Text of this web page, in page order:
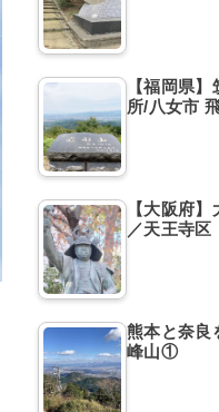
【福岡県
所/八女市
【大阪府
／天王寺区
熊本と奈良
峰山①